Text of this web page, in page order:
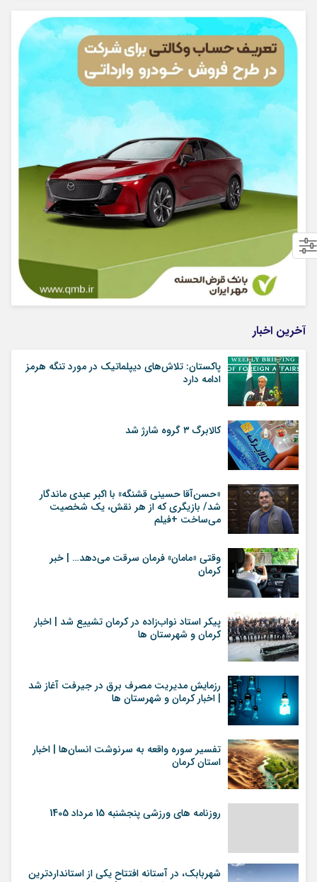
آخرین اخبار
پاکستان: تلاش‌های دیپلماتیک در مورد تنگه هرمز
ادامه دارد
کالابرگ ۳ گروه شارژ شد
«حسن‌آقا حسینی قشنگه» با اکبر عبدی ماندگار
شد/ بازیگری که از هر نقش، یک شخصیت
می‌ساخت +فیلم
وقتی «مامان» فرمان سرقت می‌دهد… | خبر
کرمان
پیکر استاد نواب‌زاده در کرمان تشییع شد | اخبار
کرمان و شهرستان ها
رزمایش مدیریت مصرف برق در جیرفت آغاز شد
| اخبار کرمان و شهرستان ها
تفسیر سوره واقعه به سرنوشت انسان‌ها | اخبار
استان کرمان
روزنامه های ورزشی پنجشنبه 15 مرداد 1405
شهربابک، در آستانه افتتاح یکی از استانداردترین